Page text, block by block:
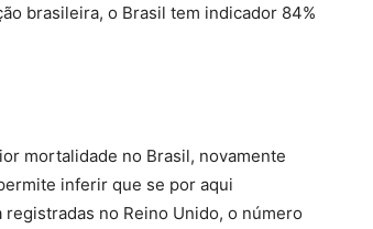
brasileira, o Brasil tem indicador 84%
mortalidade no Brasil, novamente
inferir que se por aqui
no Reino Unido, o número